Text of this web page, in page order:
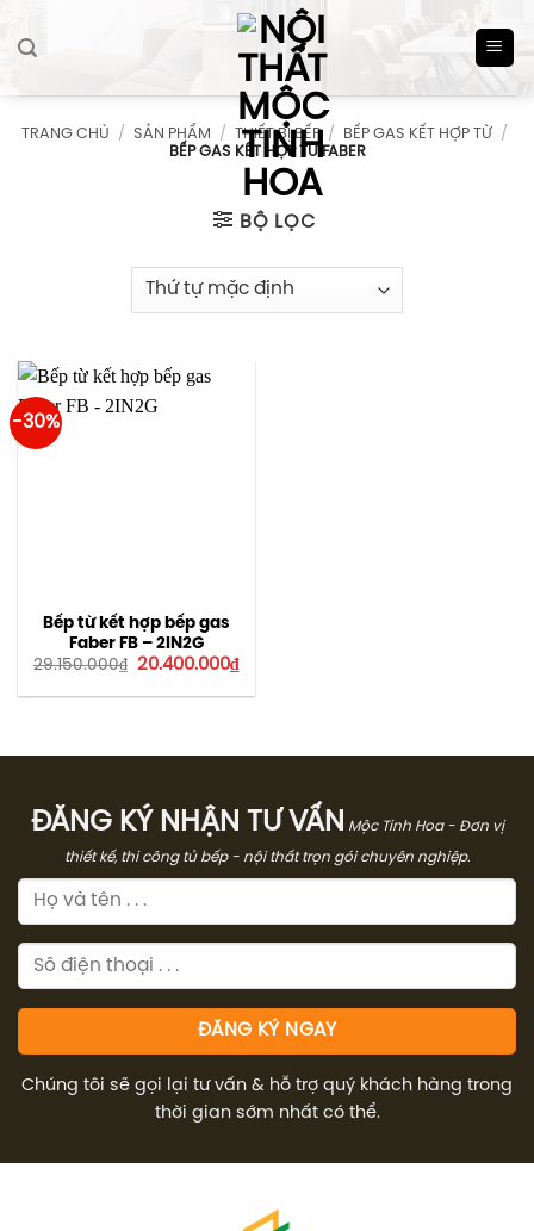
TRANG CHỦ / SẢN PHẨM / THIẾT BỊ BẾP / BẾP GAS KẾT HỢP TỪ
/
BẾP GAS KẾT HỢP TỪ FABER
BỘ LỌC
-30%
Bếp từ kết hợp bếp gas
Faber FB – 2IN2G
29.150.000₫
Giá
là:
20.400.000₫Giá
tại
ĐĂNG KÝ NHẬN TƯ VẤN
Mộc Tinh Hoa - Đơn vị
thiết kế, thi công tủ bếp - nội thất trọn gói chuyên nghiệp.
Chúng tôi sẽ gọi lại tư vấn & hỗ trợ quý khách hàng trong
thời gian sớm nhất có thể.